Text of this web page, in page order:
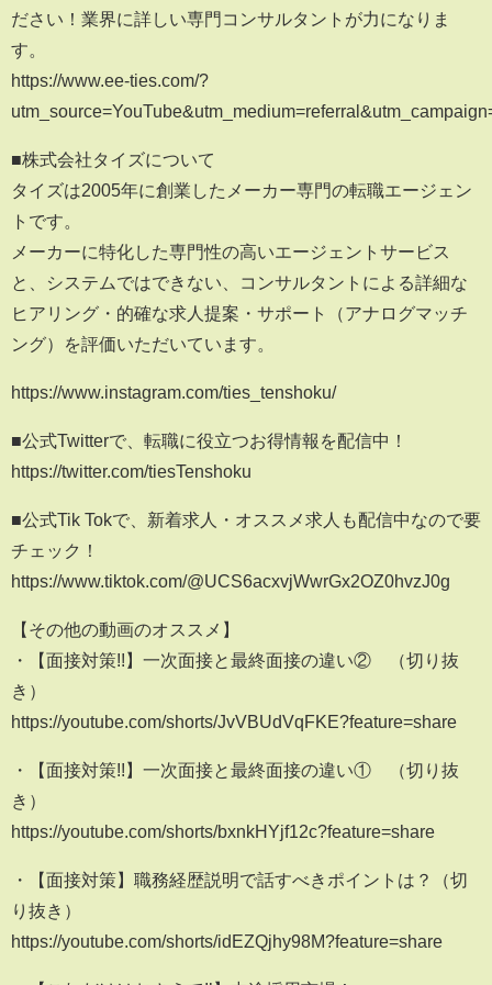
ださい！業界に詳しい専門コンサルタントが力になりま
す。
https://www.ee-ties.com/?
■株式会社タイズについて
タイズは2005年に創業したメーカー専門の転職エージェン
トです。
メーカーに特化した専門性の高いエージェントサービス
と、システムではできない、コンサルタントによる詳細な
ヒアリング・的確な求人提案・サポート（アナログマッチ
ング）を評価いただいています。
https://www.instagram.com/ties_tenshoku/
■公式Twitterで、転職に役立つお得情報を配信中！
https://twitter.com/tiesTenshoku
■公式Tik Tokで、新着求人・オススメ求人も配信中なので要
チェック！
https://www.tiktok.com/@UCS6acxvjWwrGx2OZ0hvzJ0g
【その他の動画のオススメ】
・【面接対策!!】一次面接と最終面接の違い② （切り抜
き）
https://youtube.com/shorts/JvVBUdVqFKE?feature=share
・【面接対策!!】一次面接と最終面接の違い① （切り抜
き）
https://youtube.com/shorts/bxnkHYjf12c?feature=share
・【面接対策】職務経歴説明で話すべきポイントは？（切
り抜き）
https://youtube.com/shorts/idEZQjhy98M?feature=share